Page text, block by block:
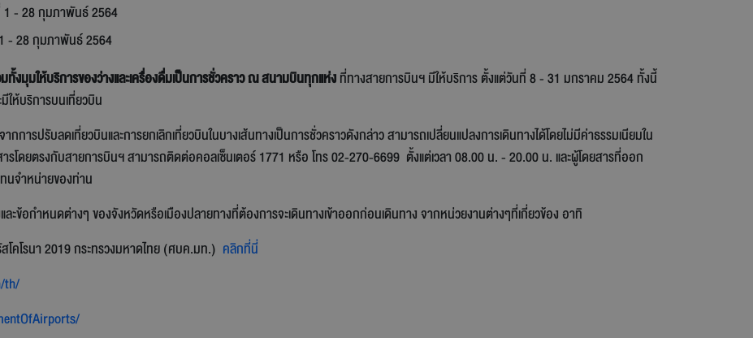
1 - 28 กุมภาพันธ์ 2564
- 28 กุมภาพันธ์ 2564
งมุมให้บริการของว่างและเครื่องดื่มเป็นการชั่วคราว ณ สนามบินทุกแห่งที่ทางสายการบินฯ มีให้บริการ ตั้งแต่วันที่ 8 - 31 มกราคม 2564 ทั้งนี้
ให้บริการบนเที่ยวบิน
การปรับลดเที่ยวบินและการยกเลิกเที่ยวบินในบางเส้นทางเป็นการชั่วคราวดังกล่าว สามารถเปลี่ยนแปลงการเดินทางได้โดยไม่มีค่าธรรมเนียมใน
รโดยตรงกับสายการบินฯ สามารถติดต่อคอลเซ็นเตอร์ 1771 หรือ โทร 02-270-6699 ตั้งแต่เวลา 08.00 น. - 20.00 น. และผู้โดยสารที่ออก
นจำหน่ายของท่าน
ะข้อกำหนดต่างๆ ของจังหวัดหรือเมืองปลายทางที่ต้องการจะเดินทางเข้าออกก่อนเดินทาง จากหน่วยงานต่างๆที่เกี่ยวข้อง อาทิ
คโรนา 2019 กระทรวงมหาดไทย (ศบค.มท.) คลิกที่นี่
th/